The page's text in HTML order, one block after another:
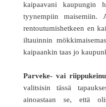
kaipaavani kaupungin
tyynempiin maisemiin.
rentoutumishetkeen en
iltauinnin
kaipaankin taas jo
Parveke- vai
valitsisin tässä
ainoastaan se, että